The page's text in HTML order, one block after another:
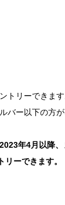
トリーできます
バー以下の方
年4月以降
ーできます。